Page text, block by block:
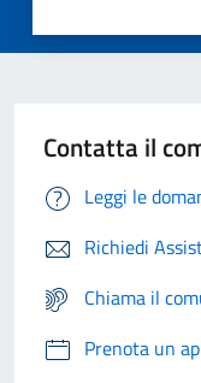
Contatta il
Leggi le
Richiedi
Chiama il
Prenota un